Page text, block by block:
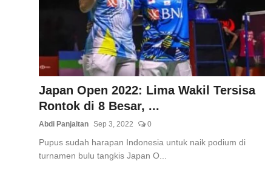
Pedoman Media Siber
Japan Open 2022: Lima Wakil Tersisa
Rontok di 8 Besar, ...
Abdi Panjaitan Sep 3, 2022 0
Pupus sudah harapan Indonesia untuk naik podium di
turnamen bulu tangkis Japan O...